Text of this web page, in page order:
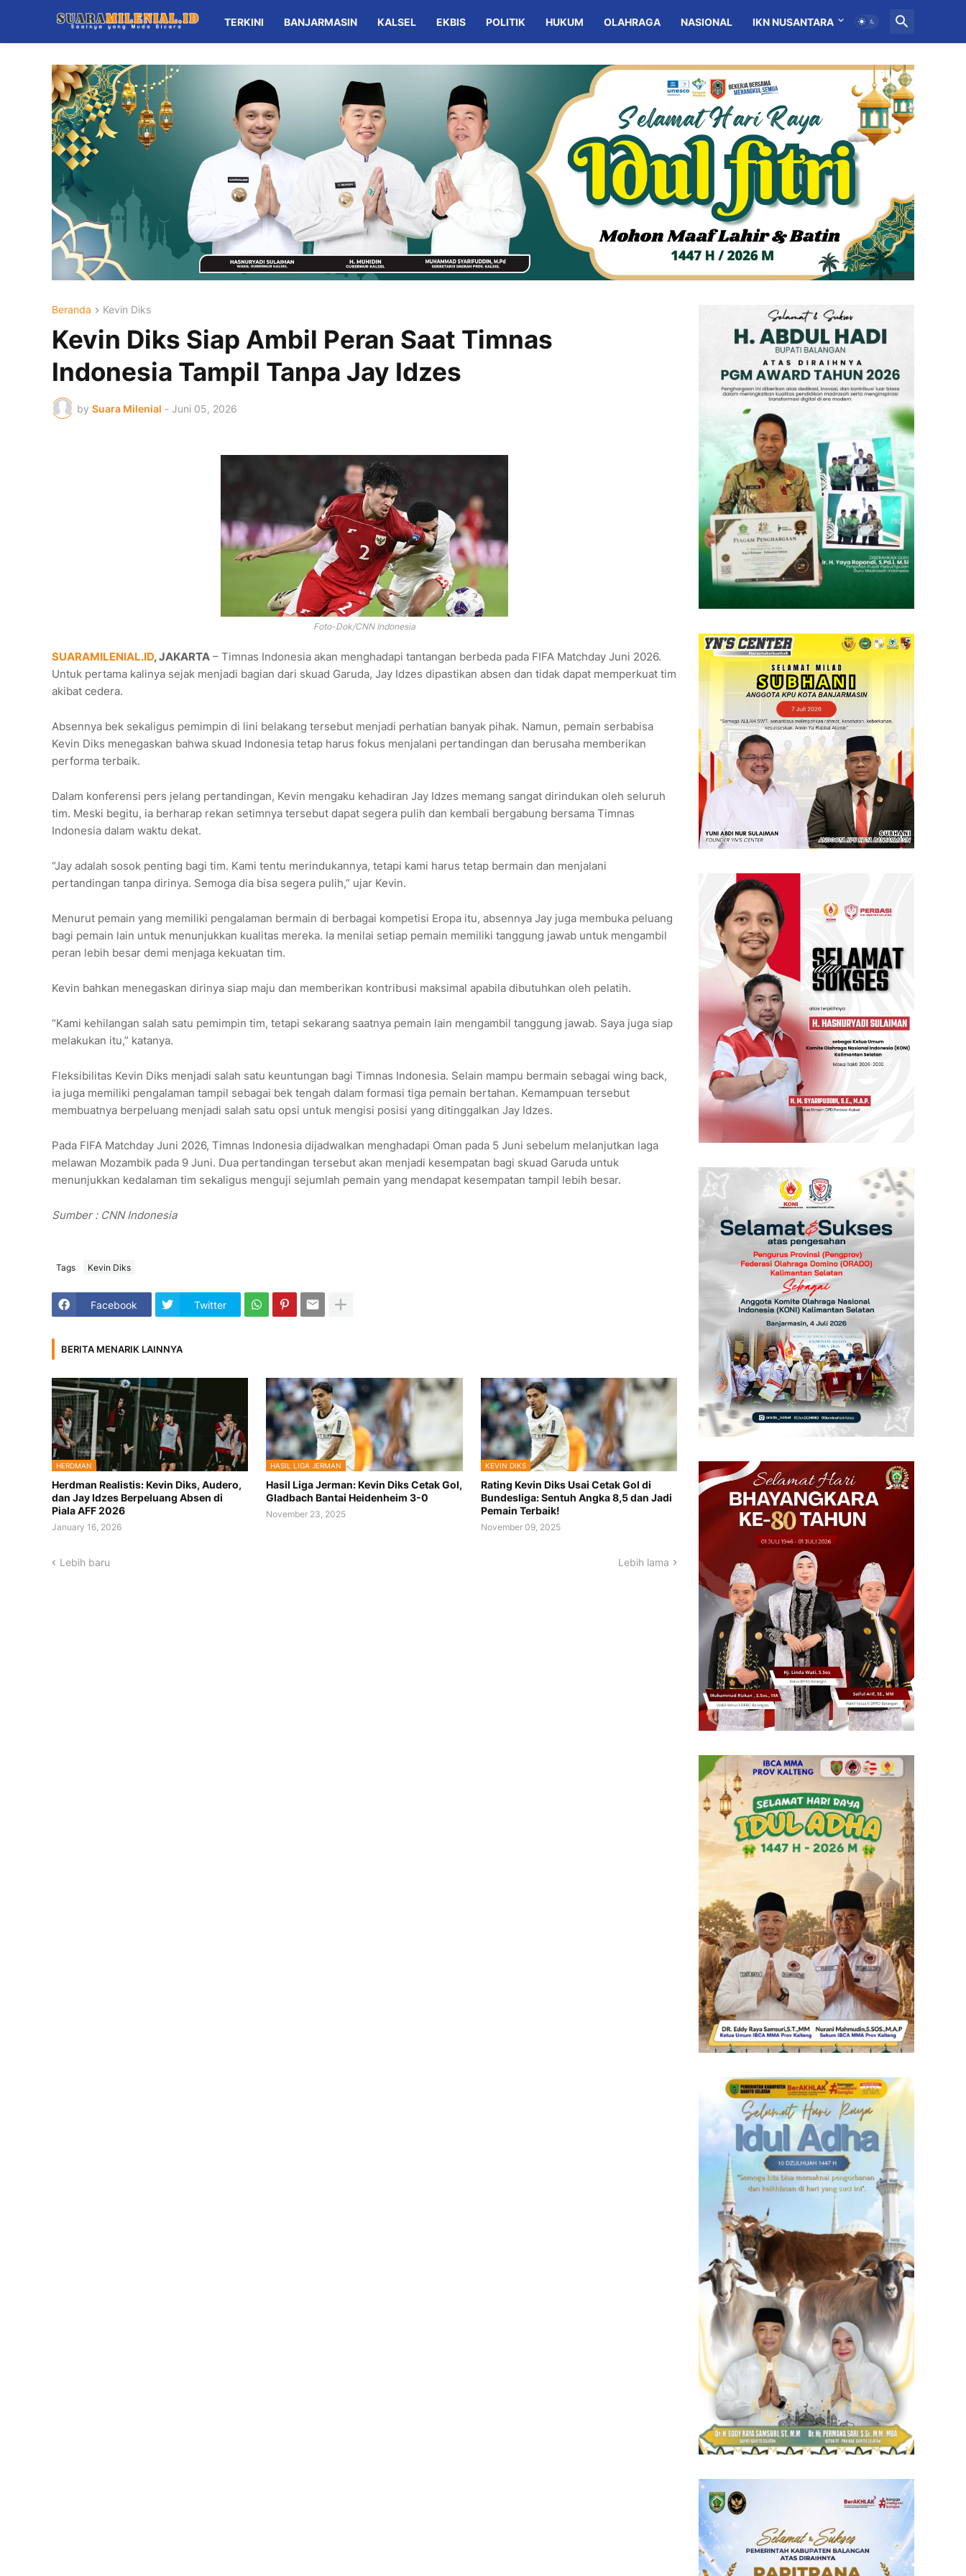
TERKINI BANJARMASIN KALSEL EKBIS POLITIK HUKUM OLAHRAGA NASIONAL IKN NUSANTARA MITRA
Beranda Kevin Diks
Kevin Diks Siap Ambil Peran Saat Timnas
Indonesia Tampil Tanpa Jay Idzes
by Suara Milenial - Juni 05, 2026
Foto-Dok/CNN Indonesia
SUARAMILENIAL.ID, JAKARTA – Timnas Indonesia akan menghadapi tantangan berbeda pada FIFA Matchday Juni 2026.
Untuk pertama kalinya sejak menjadi bagian dari skuad Garuda, Jay Idzes dipastikan absen dan tidak dapat memperkuat tim
akibat cedera.
Absennya bek sekaligus pemimpin di lini belakang tersebut menjadi perhatian banyak pihak. Namun, pemain serbabisa
Kevin Diks menegaskan bahwa skuad Indonesia tetap harus fokus menjalani pertandingan dan berusaha memberikan
performa terbaik.
Dalam konferensi pers jelang pertandingan, Kevin mengaku kehadiran Jay Idzes memang sangat dirindukan oleh seluruh
tim. Meski begitu, ia berharap rekan setimnya tersebut dapat segera pulih dan kembali bergabung bersama Timnas
Indonesia dalam waktu dekat.
“Jay adalah sosok penting bagi tim. Kami tentu merindukannya, tetapi kami harus tetap bermain dan menjalani
pertandingan tanpa dirinya. Semoga dia bisa segera pulih,” ujar Kevin.
Menurut pemain yang memiliki pengalaman bermain di berbagai kompetisi Eropa itu, absennya Jay juga membuka peluang
bagi pemain lain untuk menunjukkan kualitas mereka. Ia menilai setiap pemain memiliki tanggung jawab untuk mengambil
peran lebih besar demi menjaga kekuatan tim.
Kevin bahkan menegaskan dirinya siap maju dan memberikan kontribusi maksimal apabila dibutuhkan oleh pelatih.
“Kami kehilangan salah satu pemimpin tim, tetapi sekarang saatnya pemain lain mengambil tanggung jawab. Saya juga siap
melakukan itu,” katanya.
Fleksibilitas Kevin Diks menjadi salah satu keuntungan bagi Timnas Indonesia. Selain mampu bermain sebagai wing back,
ia juga memiliki pengalaman tampil sebagai bek tengah dalam formasi tiga pemain bertahan. Kemampuan tersebut
membuatnya berpeluang menjadi salah satu opsi untuk mengisi posisi yang ditinggalkan Jay Idzes.
Pada FIFA Matchday Juni 2026, Timnas Indonesia dijadwalkan menghadapi Oman pada 5 Juni sebelum melanjutkan laga
melawan Mozambik pada 9 Juni. Dua pertandingan tersebut akan menjadi kesempatan bagi skuad Garuda untuk
menunjukkan kedalaman tim sekaligus menguji sejumlah pemain yang mendapat kesempatan tampil lebih besar.
Sumber : CNN Indonesia
Tags Kevin Diks
Facebook Twitter
BERITA MENARIK LAINNYA
HERDMAN
Herdman Realistis: Kevin Diks, Audero,
dan Jay Idzes Berpeluang Absen di
Piala AFF 2026
January 16, 2026
HASIL LIGA JERMAN
Hasil Liga Jerman: Kevin Diks Cetak Gol,
Gladbach Bantai Heidenheim 3-0
November 23, 2025
KEVIN DIKS
Rating Kevin Diks Usai Cetak Gol di
Bundesliga: Sentuh Angka 8,5 dan Jadi
Pemain Terbaik!
November 09, 2025
Lebih baru Lebih lama